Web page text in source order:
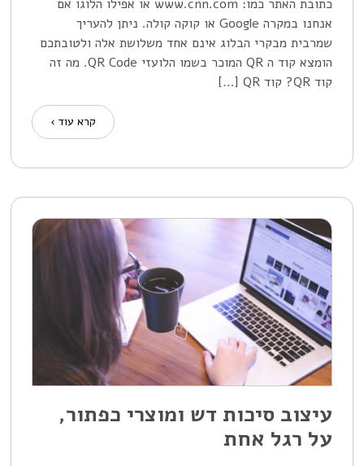
כתובת האתר כמו: www.cnn.com או אפילו הלוגו אם
אנחנו במקרה Google או קוקה קולה. ניתן להעריך
שמרבית מבקרי הבלוג אינם אחד משלושת אלה ולטובתכם
הומצא קוד ה QR המוכר בשמו הלועזי QR Code. מה זה
קוד QR? קוד QR […]
קרא עוד ›
עיצוב סיכות דש ומוצרי כפתור,
על רגל אחת